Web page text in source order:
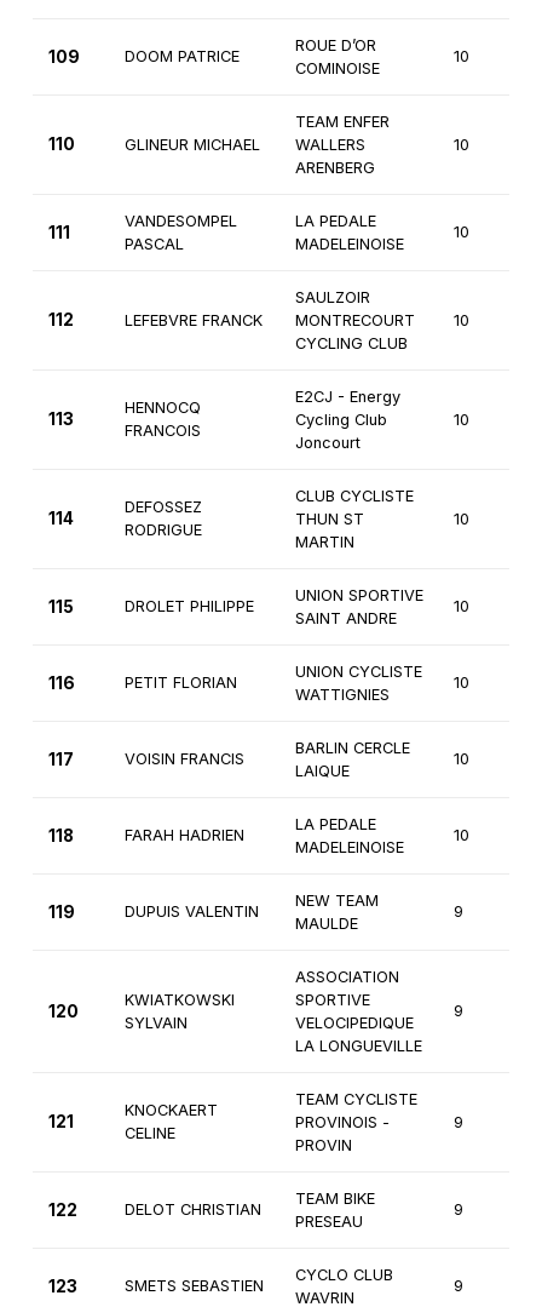
109 DOOM PATRICE
ROUE D’OR
COMINOISE
10
110 GLINEUR MICHAEL
TEAM ENFER
WALLERS
ARENBERG
10
111
VANDESOMPEL
PASCAL
LA PEDALE
MADELEINOISE
10
112 LEFEBVRE FRANCK
SAULZOIR
MONTRECOURT
CYCLING CLUB
10
113
HENNOCQ
FRANCOIS
E2CJ - Energy
Cycling Club
Joncourt
10
114
DEFOSSEZ
RODRIGUE
CLUB CYCLISTE
THUN ST
MARTIN
10
115 DROLET PHILIPPE
UNION SPORTIVE
SAINT ANDRE
10
116 PETIT FLORIAN
UNION CYCLISTE
WATTIGNIES
10
117 VOISIN FRANCIS
BARLIN CERCLE
LAIQUE
10
118 FARAH HADRIEN
LA PEDALE
MADELEINOISE
10
119 DUPUIS VALENTIN
NEW TEAM
MAULDE
9
120
KWIATKOWSKI
SYLVAIN
ASSOCIATION
SPORTIVE
VELOCIPEDIQUE
LA LONGUEVILLE
9
121
KNOCKAERT
CELINE
TEAM CYCLISTE
PROVINOIS -
PROVIN
9
122 DELOT CHRISTIAN
TEAM BIKE
PRESEAU
9
123 SMETS SEBASTIEN
CYCLO CLUB
WAVRIN
9